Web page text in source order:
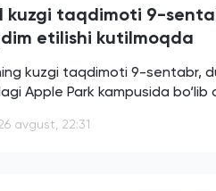
kuzgi taqdimoti 9-
etilishi kutilmoqda
kuzgi taqdimoti 9-sentabr,
Apple Park kampusida bo‘lib
avgust, 22:31